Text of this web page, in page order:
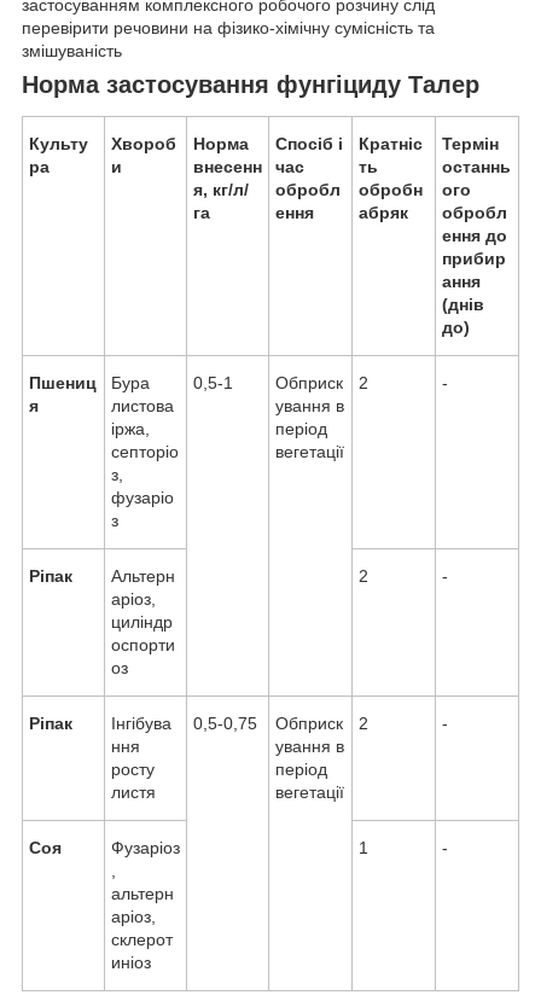
застосуванням комплексного робочого розчину слід
перевірити речовини на фізико-хімічну сумісність та
змішуваність
Норма застосування фунгіциду Талер
Культу
ра
Хвороб
и
Норма
внесенн
я, кг/л/
га
Спосіб і
час
обробл
ення
Кратніс
ть
обробн
абряк
Термін
останнь
ого
обробл
ення до
прибир
ання
(днів
до)
Пшениц
я
Бура
листова
іржа,
септоріо
з,
фузаріо
з
0,5-1
Обприск
ування в
період
вегетації
2 -
Ріпак
Альтерн
аріоз,
циліндр
оспорти
оз
2 -
Ріпак
Інгібува
ння
росту
листя
0,5-0,75
Обприск
ування в
період
вегетації
2 -
Соя
Фузаріоз
,
альтерн
аріоз,
склерот
иніоз
1 -